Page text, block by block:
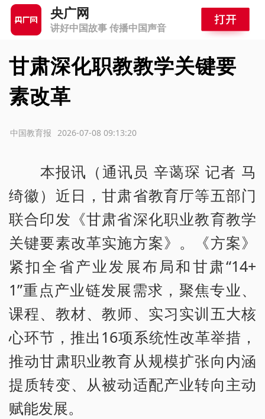
央广网
讲好中国故事 传播中国声音
甘肃深化职教教学关键要
素改革
2026-07-08 09:13:20
中国教育报
本报讯（通讯员 辛蔼琛 记者 马
绮徽）近日，甘肃省教育厅等五部门
联合印发《甘肃省深化职业教育教学
关键要素改革实施方案》。《方案》
紧扣全省产业发展布局和甘肃“14+
1”重点产业链发展需求，聚焦专业、
课程、教材、教师、实习实训五大核
心环节，推出16项系统性改革举措，
推动甘肃职业教育从规模扩张向内涵
提质转变、从被动适配产业转向主动
赋能发展。